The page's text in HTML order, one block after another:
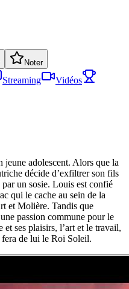
Noter
Streaming
Vidéos
adolescent. Alors que la
décide d’exfiltrer son fils
un sosie. Louis est confié
qui le cache au sein de la
et Molière. Tandis que
passion commune pour le
ses plaisirs, l’art et le travail,
fera de lui le Roi Soleil.